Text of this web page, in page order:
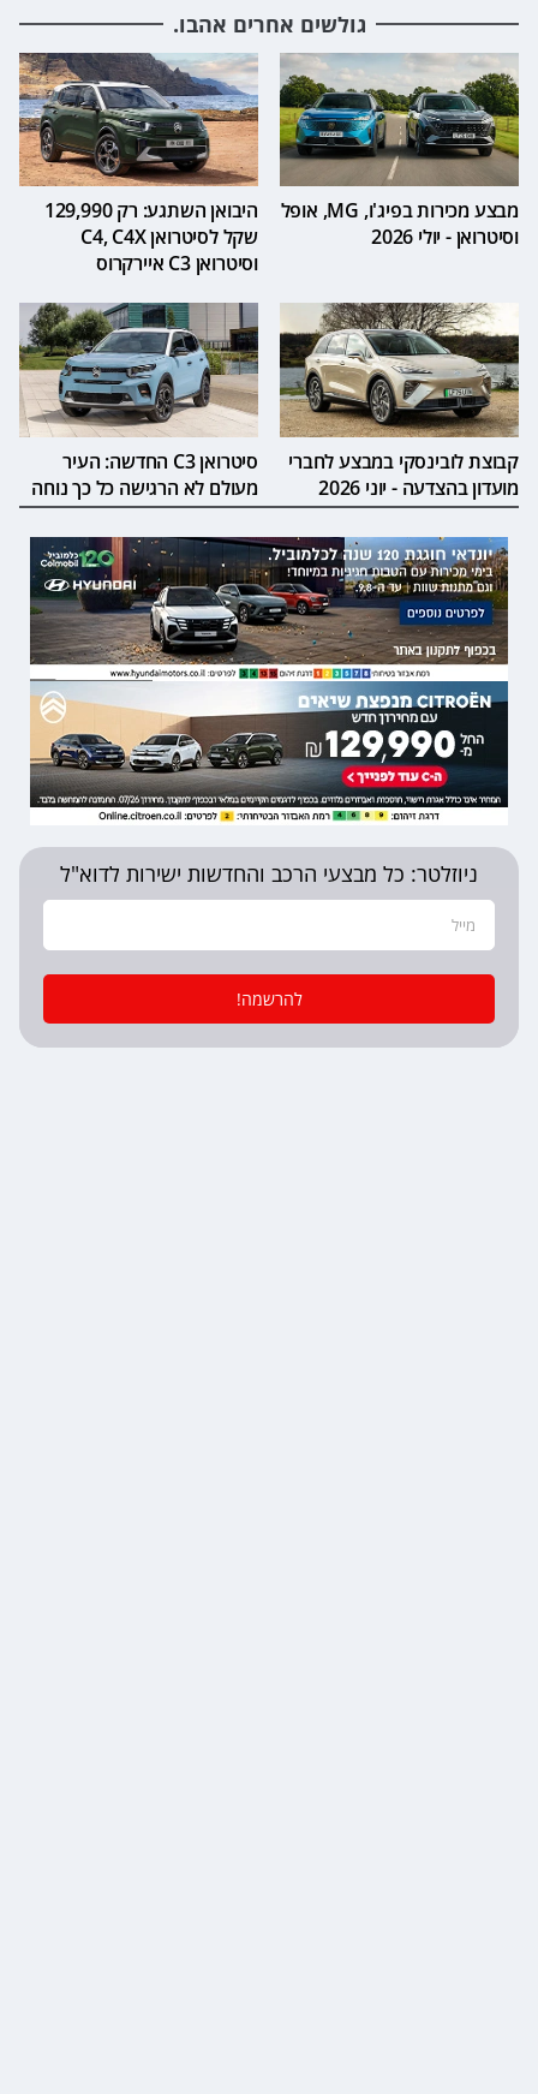
גולשים אחרים אהבו.
מבצע מכירות בפיג'ו, MG, אופל
וסיטרואן - יולי 2026
היבואן השתגע: רק 129,990
שקל לסיטרואן C4, C4X
וסיטרואן C3 איירקרוס
קבוצת לובינסקי במבצע לחברי
מועדון בהצדעה - יוני 2026
סיטרואן C3 החדשה: העיר
מעולם לא הרגישה כל כך נוחה
ניוזלטר: כל מבצעי הרכב והחדשות ישירות לדוא"ל
להרשמה!